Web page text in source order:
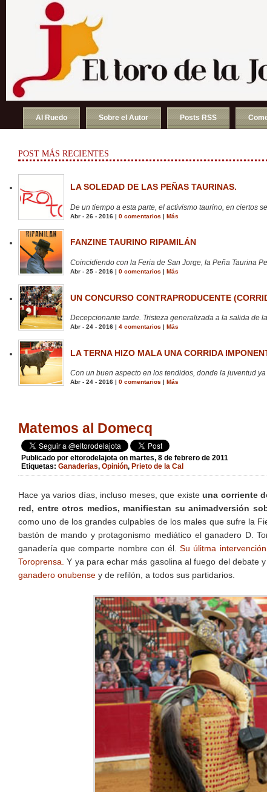
Al Ruedo Sobre el Autor Posts RSS
POST MÁS RECIENTES
LA SOLEDAD DE LAS PEÑAS TAURINAS.
De un tiempo a esta parte, el activismo taurino, en ciertos
Abr - 26 - 2016 | 0 comentarios | Más
FANZINE TAURINO RIPAMILÁN
Coincidiendo con la Feria de San Jorge, la Peña Taurina
Abr - 25 - 2016 | 0 comentarios | Más
UN CONCURSO CONTRAPRODUCENTE
Decepcionante tarde. Tristeza generalizada a la salida de
Abr - 24 - 2016 | 4 comentarios | Más
LA TERNA HIZO MALA UNA CORRIDA
Con un buen aspecto en los tendidos, donde la juventud
Abr - 24 - 2016 | 0 comentarios Más
Matemos al Domecq
Publicado por eltorodelajota on martes, 8 de febrero de 2011
Etiquetas: Ganaderias, Opinión, Prieto de la Cal
Hace ya varios días, incluso meses, que existeuna corriente
red, entre otros medios, manifiestan su animadversión
como uno de los grandes culpables de los males que sufre la
bastón de mando y protagonismo mediático el ganadero D.
ganadería que comparte nombre con él.Su úlitma
Toroprensa. Y ya para echar más gasolina al fuego del debate y
ganadero onubense y de refilón, a todos sus partidarios.